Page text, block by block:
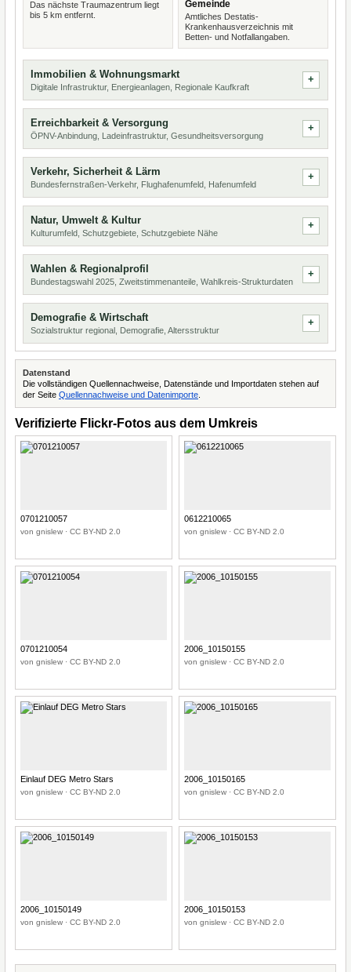
Das nächste Traumazentrum liegt
bis 5 km entfernt.
Gemeinde
Amtliches Destatis-
Krankenhausverzeichnis mit
Betten- und Notfallangaben.
Immobilien & Wohnungsmarkt
Digitale Infrastruktur, Energieanlagen, Regionale Kaufkraft
Erreichbarkeit & Versorgung
ÖPNV-Anbindung, Ladeinfrastruktur, Gesundheitsversorgung
Verkehr, Sicherheit & Lärm
Bundesfernstraßen-Verkehr, Flughafenumfeld, Hafenumfeld
Natur, Umwelt & Kultur
Kulturumfeld, Schutzgebiete, Schutzgebiete Nähe
Wahlen & Regionalprofil
Bundestagswahl 2025, Zweitstimmenanteile, Wahlkreis-Strukturdaten
Demografie & Wirtschaft
Sozialstruktur regional, Demografie, Altersstruktur
Datenstand
Die vollständigen Quellennachweise, Datenstände und Importdaten stehen auf
der Seite Quellennachweise und Datenimporte
Verifizierte Flickr-Fotos aus dem Umkreis
0701210057
von gnislew · CC BY-ND 2.0
0612210065
von gnislew · CC BY-ND 2.0
0701210054
von gnislew · CC BY-ND 2.0
2006_10150155
von gnislew · CC BY-ND 2.0
Einlauf DEG Metro Stars
von gnislew · CC BY-ND 2.0
2006_10150165
von gnislew · CC BY-ND 2.0
2006_10150149
von gnislew · CC BY-ND 2.0
2006_10150153
von gnislew · CC BY-ND 2.0